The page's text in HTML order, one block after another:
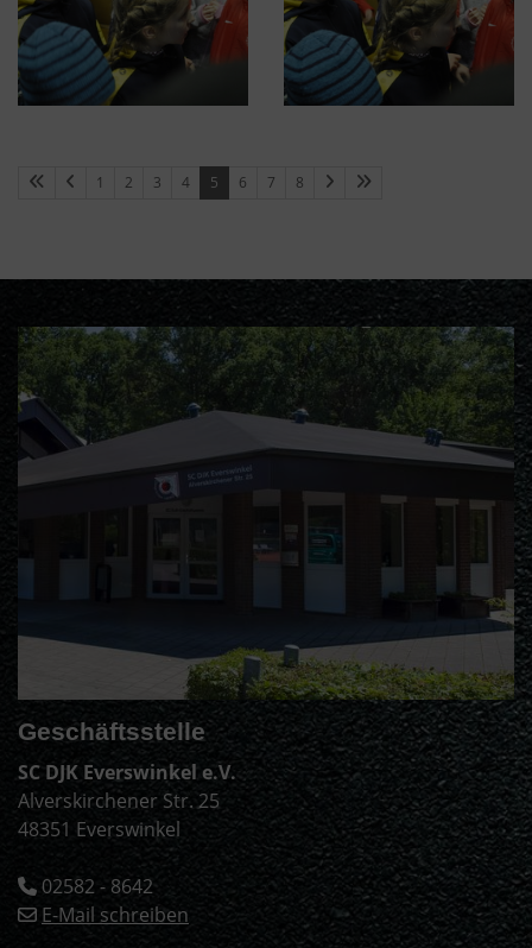
1 2 3 4 5 6 7 8
Geschäftsstelle
SC DJK Everswinkel e.V.
Alverskirchener Str. 25
48351 Everswinkel
02582 - 8642
E-Mail schreiben